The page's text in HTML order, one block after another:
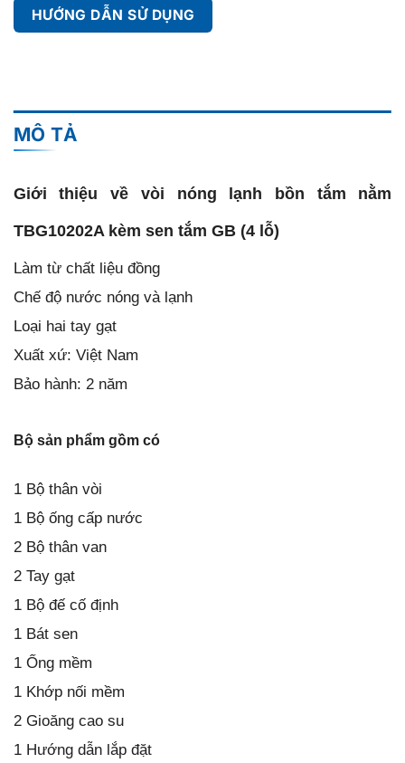
HƯỚNG DẪN SỬ DỤNG
MÔ TẢ
Giới thiệu về vòi nóng lạnh bồn tắm nằm
TBG10202A kèm sen tắm GB (4 lỗ)
Làm từ chất liệu đồng
Chế độ nước nóng và lạnh
Loại hai tay gạt
Xuất xứ: Việt Nam
Bảo hành: 2 năm
Bộ sản phẩm gồm có
1 Bộ thân vòi
1 Bộ ống cấp nước
2 Bộ thân van
2 Tay gạt
1 Bộ đế cố định
1 Bát sen
1 Ống mềm
1 Khớp nối mềm
2 Gioăng cao su
1 Hướng dẫn lắp đặt